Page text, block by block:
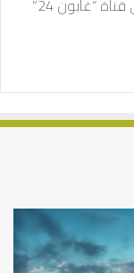
واستيلاءهم على السلطة خلال ظهورهم على قناة “غابون 24”